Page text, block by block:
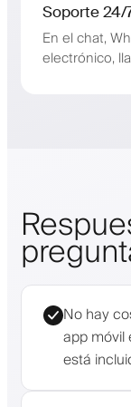
Soporte 24/
En el chat,
electrónico,
No hay
app móvil
está